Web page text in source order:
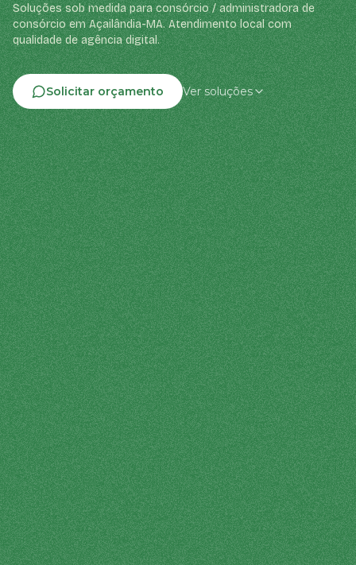
Soluções sob medida para consórcio / administradora de
consórcio em Açailândia-MA. Atendimento local com
qualidade de agência digital.
Solicitar orçamento Ver soluções